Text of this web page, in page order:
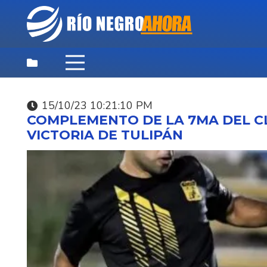
15/10/23 10:21:10 PM
COMPLEMENTO DE LA 7MA DEL
VICTORIA DE TULIPÁN
DEPORTES,DESTACADAS ,NOTICIAS,
PRINCIPALES
TULIPÁN SUSPENDE